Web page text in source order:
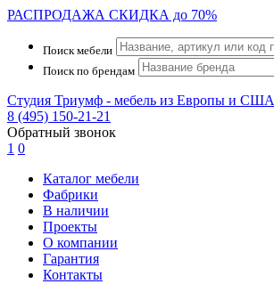
РАСПРОДАЖА СКИДКА до 70%
Поиск мебели
Поиск по брендам
Студия Триумф - мебель из Европы и США
8 (495) 150-21-21
Обратный звонок
1 0
Каталог мебели
Фабрики
В наличии
Проекты
О компании
Гарантия
Контакты